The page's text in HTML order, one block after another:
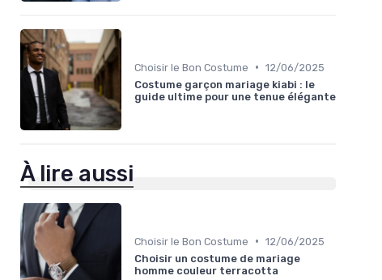
Choisir le Bon Costume • 12/06/2025
Costume garçon mariage kiabi : le
guide ultime pour une tenue élégante
À lire aussi
Choisir le Bon Costume • 12/06/2025
Choisir un costume de mariage
homme couleur terracotta